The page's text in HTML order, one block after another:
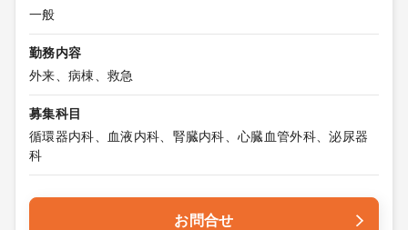
一般
勤務内容
外来、病棟、救急
募集科目
循環器内科、血液内科、腎臓内科、心臓血管外科、泌尿器
科
お問合せ